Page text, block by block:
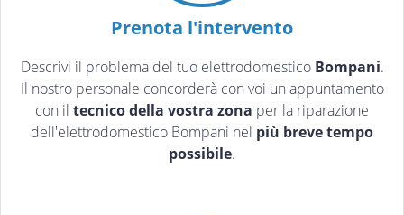
Prenota l'intervento
Descrivi il problema del tuo elettrodomestico Bompani.
Il nostro personale concorderà con voi un appuntamento
con il tecnico della vostra zona per la riparazione
dell'elettrodomestico Bompani nel più breve tempo
possibile.